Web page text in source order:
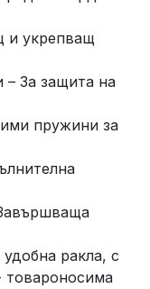
и укрепващ
За защита на
пружини за
ракла, с
товароносима